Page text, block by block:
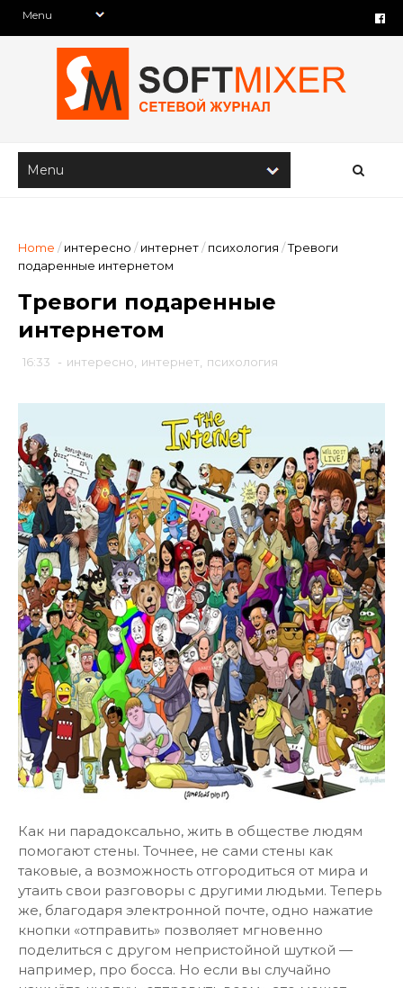
Home / интересно / интернет/ психология /Тревоги
подаренные интернетом
Тревоги подаренные
интернетом
16:33 - интересно интернет психология
Как ни парадоксально, жить в обществе людям
помогают стены. Точнее, не сами стены как
таковые, а возможность отгородиться от мира и
утаить свои разговоры с другими людьми. Теперь
же, благодаря электронной почте, одно нажатие
кнопки «отправить» позволяет мгновенно
поделиться с другом непристойной шуткой —
например, про босса. Но если вы случайно